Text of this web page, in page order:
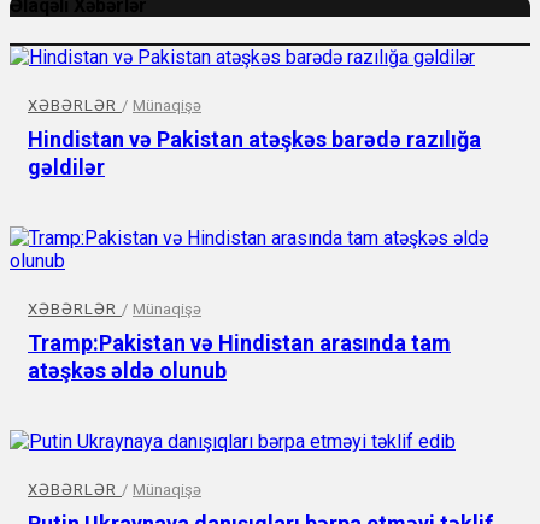
Əlaqəli Xəbərlər
XƏBƏRLƏR / Münaqişə
Hindistan və Pakistan atəşkəs barədə razılığa
gəldilər
XƏBƏRLƏR / Münaqişə
Tramp:Pakistan və Hindistan arasında tam
atəşkəs əldə olunub
XƏBƏRLƏR / Münaqişə